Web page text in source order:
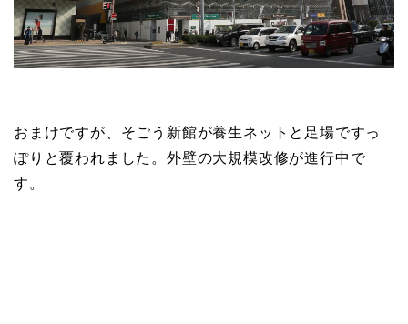
おまけですが、そごう新館が養生ネットと足場ですっ
ぽりと覆われました。外壁の大規模改修が進行中で
す。